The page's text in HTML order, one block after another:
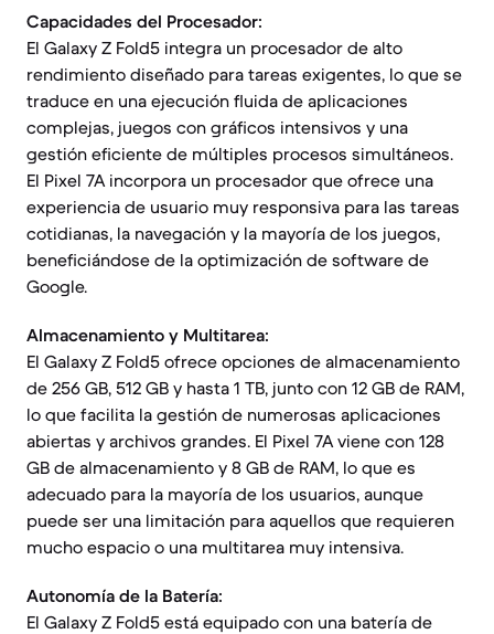
Capacidades del Procesador:
El Galaxy Z Fold5 integra un procesador de alto
rendimiento diseñado para tareas exigentes, lo que se
traduce en una ejecución fluida de aplicaciones
complejas, juegos con gráficos intensivos y una
gestión eficiente de múltiples procesos simultáneos.
El Pixel 7A incorpora un procesador que ofrece una
experiencia de usuario muy responsiva para las tareas
cotidianas, la navegación y la mayoría de los juegos,
beneficiándose de la optimización de software de
Google.
Almacenamiento y Multitarea:
El Galaxy Z Fold5 ofrece opciones de almacenamiento
de 256 GB, 512 GB y hasta 1 TB, junto con 12 GB de RAM,
lo que facilita la gestión de numerosas aplicaciones
abiertas y archivos grandes. El Pixel 7A viene con 128
GB de almacenamiento y 8 GB de RAM, lo que es
adecuado para la mayoría de los usuarios, aunque
puede ser una limitación para aquellos que requieren
mucho espacio o una multitarea muy intensiva.
Autonomía de la Batería:
El Galaxy Z Fold5 está equipado con una batería de